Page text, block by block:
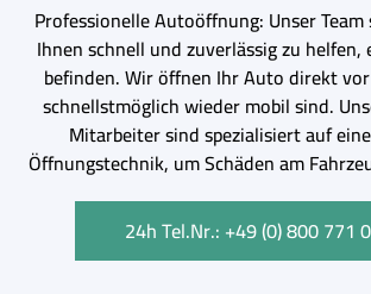
Professionelle Autoöffnung: Unser
Ihnen schnell und zuverlässig zu helfen,
befinden. Wir öffnen Ihr Auto direkt
schnellstmöglich wieder mobil sind.
Mitarbeiter sind spezialisiert auf
Öffnungstechnik, um Schäden am
24h Tel.Nr.: +49 (0) 800 771